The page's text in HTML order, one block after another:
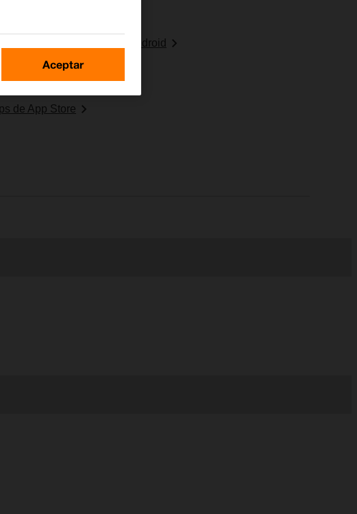
de un dispositivo Android
de App Store
Aceptar